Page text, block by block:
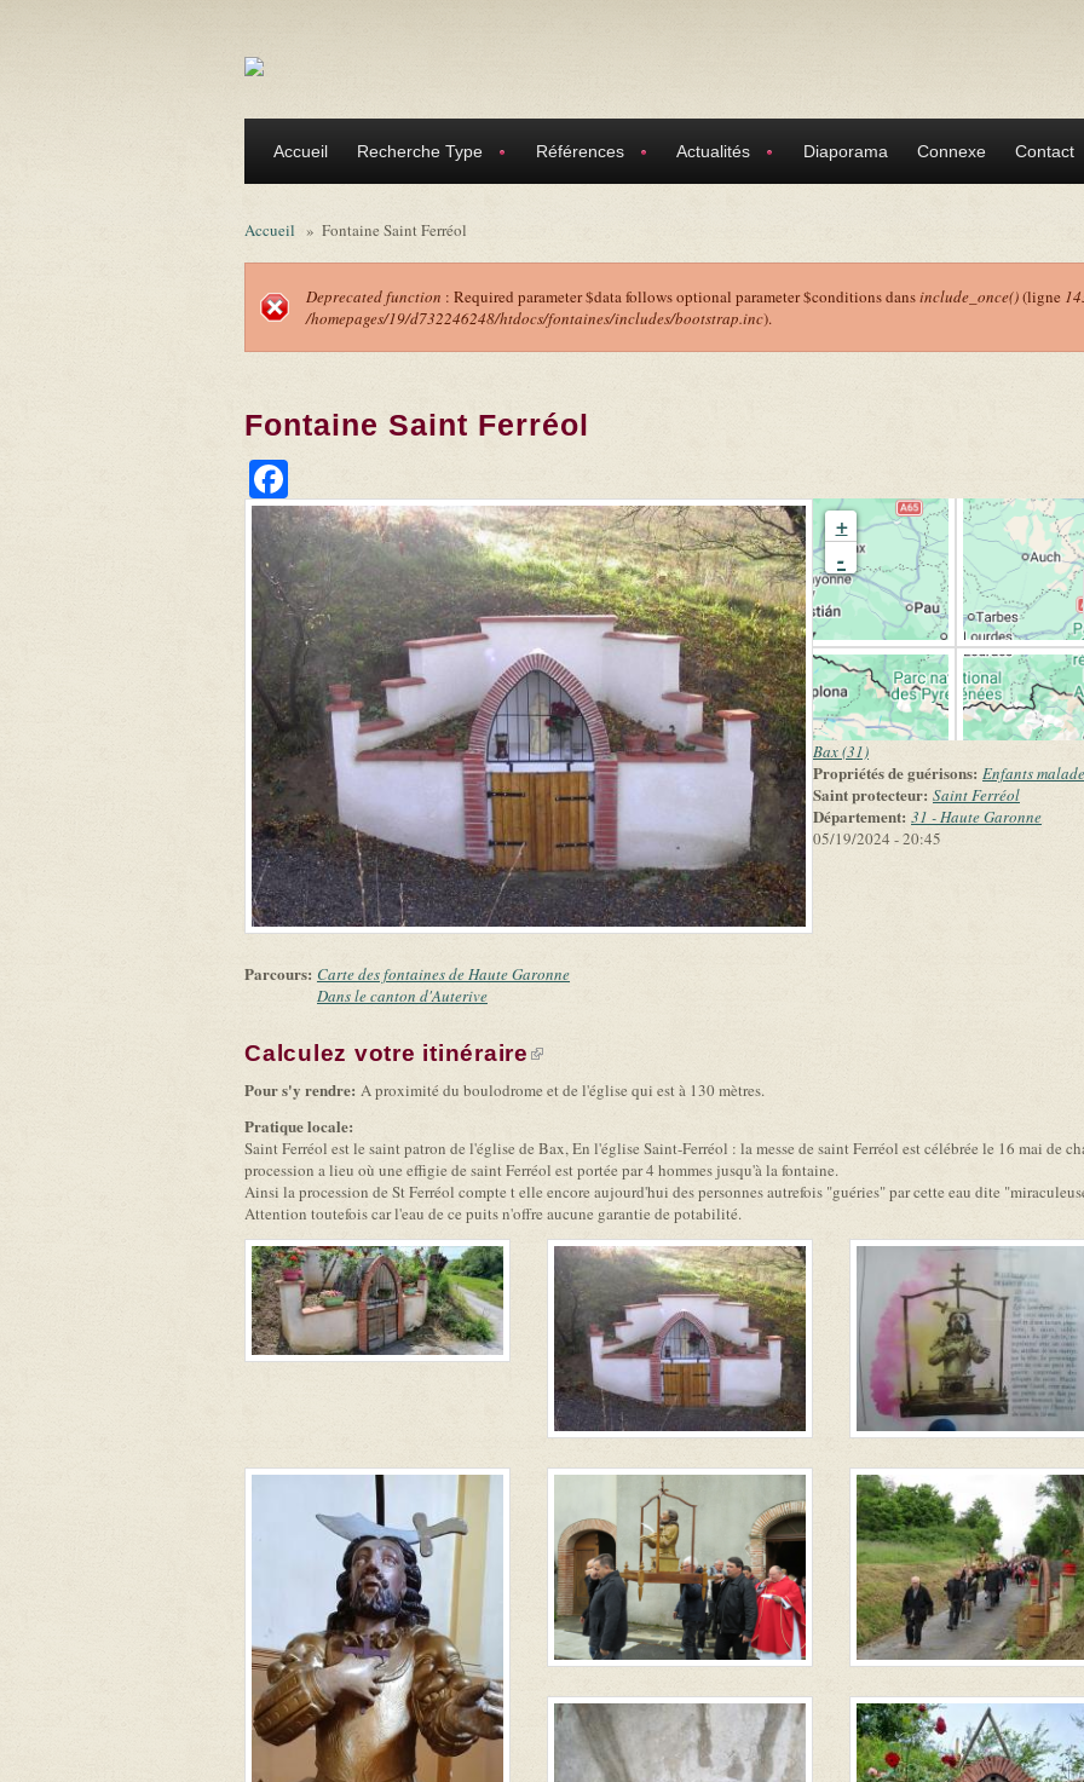
Accueil Recherche Type Références Actualités Diaporama Connexe Contact
Accueil » Fontaine Saint Ferréol
Message d'erreur
Deprecated function : Required parameter $data follows optional parameter $conditions dansinclude_once()(ligne
/homepages/19/d732246248/htdocs/fontaines/includes/bootstrap.inc).
Fontaine Saint Ferréol
+
-
Bax (31)
Propriétés de guérisons: Enfants
Saint protecteur: Saint Ferréol
Département: 31 - Haute Garonne
05/19/2024 - 20:45
Parcours: Carte des fontaines de Haute Garonne
Dans le canton d'Auterive
Calculez votre itinéraire(link is external)
Pour s'y rendre: A proximité du boulodrome et de l'église qui est à 130 mètres.
Pratique locale:
Saint Ferréol est le saint patron de l'église de Bax, En l'église Saint-Ferréol : la messe de saint Ferréol est célébrée le 16 mai de
procession a lieu où une effigie de saint Ferréol est portée par 4 hommes jusqu'à la fontaine.
Ainsi la procession de St Ferréol compte t elle encore aujourd'hui des personnes autrefois "guéries" par cette eau dite
Attention toutefois car l'eau de ce puits n'offre aucune garantie de potabilité.